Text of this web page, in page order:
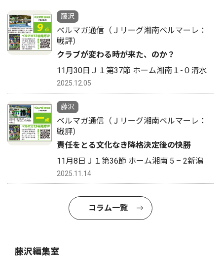
藤沢
ベルマガ通信（Ｊリーグ湘南ベルマーレ：
戦評）
クラブが変わる時が来た、のか？
11月30日Ｊ１第37節 ホーム湘南１-０清水
2025.12.05
藤沢
ベルマガ通信（Ｊリーグ湘南ベルマーレ：
戦評）
責任をとる文化なき降格決定後の快勝
11月8日Ｊ１第36節 ホーム湘南 5 – 2新潟
2025.11.14
コラム一覧
藤沢編集室